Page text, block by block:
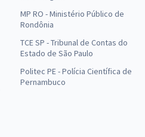
MP RO - Ministério Público de
Rondônia
TCE SP - Tribunal de Contas do
Estado de São Paulo
Politec PE - Polícia Científica de
Pernambuco